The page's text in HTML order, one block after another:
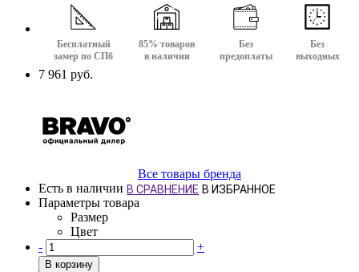
Бесплатный
замер по СПб
85% товаров
в наличии
Без
предоплаты
Без
выходных
7 961 руб.
Все товары бренда
Есть в наличии В СРАВНЕНИЕ В ИЗБРАННОЕ
Параметры товара
Размер
Цвет
-
+
В корзину